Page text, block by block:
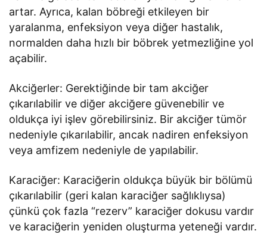
artar. Ayrıca, kalan böbreği etkileyen bir
yaralanma, enfeksiyon veya diğer hastalık,
normalden daha hızlı bir böbrek yetmezliğine yol
açabilir.
Akciğerler: Gerektiğinde bir tam akciğer
çıkarılabilir ve diğer akciğere güvenebilir ve
oldukça iyi işlev görebilirsiniz. Bir akciğer tümör
nedeniyle çıkarılabilir, ancak nadiren enfeksiyon
veya amfizem nedeniyle de yapılabilir.
Karaciğer: Karaciğerin oldukça büyük bir bölümü
çıkarılabilir (geri kalan karaciğer sağlıklıysa)
çünkü çok fazla “rezerv” karaciğer dokusu vardır
ve karaciğerin yeniden oluşturma yeteneği vardır.